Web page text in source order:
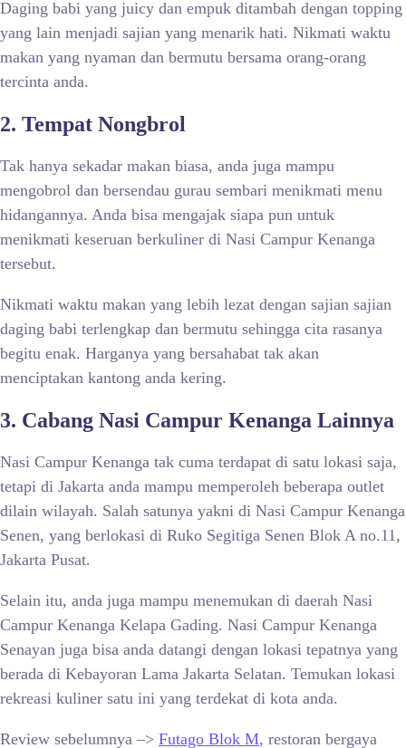
Daging babi yang juicy dan empuk ditambah dengan topping
yang lain menjadi sajian yang menarik hati. Nikmati waktu
makan yang nyaman dan bermutu bersama orang-orang
tercinta anda.
2. Tempat Nongbrol
Tak hanya sekadar makan biasa, anda juga mampu
mengobrol dan bersendau gurau sembari menikmati menu
hidangannya. Anda bisa mengajak siapa pun untuk
menikmati keseruan berkuliner di Nasi Campur Kenanga
tersebut.
Nikmati waktu makan yang lebih lezat dengan sajian sajian
daging babi terlengkap dan bermutu sehingga cita rasanya
begitu enak. Harganya yang bersahabat tak akan
menciptakan kantong anda kering.
3. Cabang Nasi Campur Kenanga Lainnya
Nasi Campur Kenanga tak cuma terdapat di satu lokasi saja,
tetapi di Jakarta anda mampu memperoleh beberapa outlet
dilain wilayah. Salah satunya yakni di Nasi Campur Kenanga
Senen, yang berlokasi di Ruko Segitiga Senen Blok A no.11,
Jakarta Pusat.
Selain itu, anda juga mampu menemukan di daerah Nasi
Campur Kenanga Kelapa Gading. Nasi Campur Kenanga
Senayan juga bisa anda datangi dengan lokasi tepatnya yang
berada di Kebayoran Lama Jakarta Selatan. Temukan lokasi
rekreasi kuliner satu ini yang terdekat di kota anda.
Review sebelumnya –> Futago Blok M, restoran bergaya